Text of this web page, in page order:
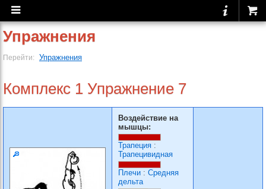
Упражнения
Перейти: Упражнения
Комплекс 1 Упражнение 7
Воздействие на
мышцы:
Трапеция :
Трапецивидная
Плечи : Средняя
дельта